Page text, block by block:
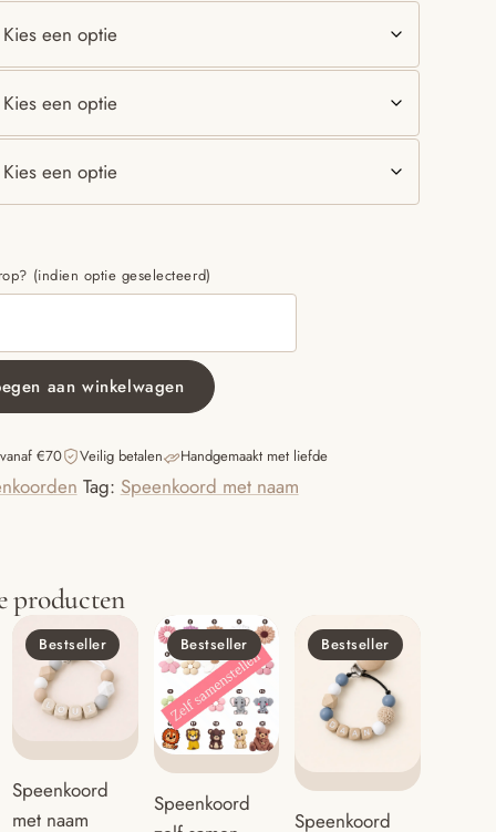
(indien optie geselecteerd)
aan winkelwagen
€70 Veilig betalen Handgemaakt met liefde
Tag: Speenkoord met naam
producten
Bestseller
Speenkoord
met naam
Bestseller
Speenkoord
Bestseller
Speenkoord